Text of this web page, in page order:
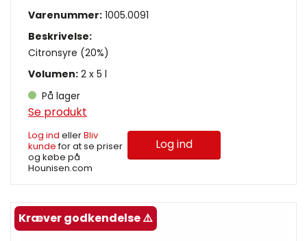
Varenummer: 1005.0091
Beskrivelse:
Citronsyre (20%)
Volumen: 2 x 5 l
På lager
Se produkt
Log ind ellerBliv
kundefor at se priser
og købe på
Hounisen.com
Log ind
Kræver godkendelse ⚠️